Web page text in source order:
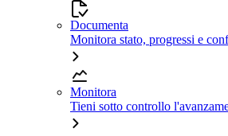
Documenta
Monitora stato, progressi e
Monitora
Tieni sotto controllo